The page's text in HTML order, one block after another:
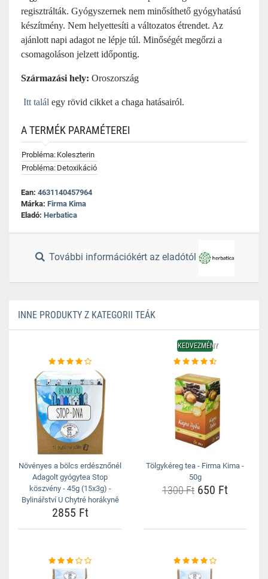
regisztrálták. Gyógyszernek nem minősíthető gyógyhatású
készítmény. Nem helyettesíti a változatos étrendet. Az
ajánlott napi adagot ne lépje túl. Minőségét megőrzi a
csomagoláson jelzett időpontig.
Származási hely: Oroszország
Itt talál egy rövid cikket a chaga hatásairól.
A TERMÉK PARAMÉTEREI
Probléma: Koleszterin
Probléma: Detoxikáció
Ean: 4631140457964
Márka: Firma Kima
Eladó: Herbatica
További információkért az eladótól
INNE PRODUKTY Z KATEGORII TEÁK
Növényes a bölcs erdésznőnél
Adagolt gyógytea Stop
köszvény - 45g (15x3g) -
Bylinářství U Chytré horákyně
2855 Ft
KEDVEZMÉNY
Tölgykéreg tea - Firma Kima -
50g
1300 Ft 650 Ft